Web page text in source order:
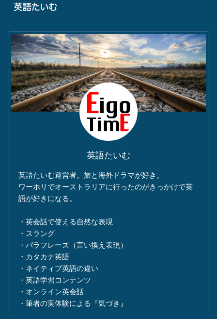
英語たいむ
英語たいむ運営者。旅と海外ドラマが好き。
ワーホリでオーストラリアに行ったのがきっかけで英
語が好きになる。
・英会話で使える自然な表現
・スラング
・パラフレーズ（言い換え表現）
・カタカナ英語
・ネイティブ英語の違い
・英語学習コンテンツ
・オンライン英会話
・筆者の実体験による『気づき』